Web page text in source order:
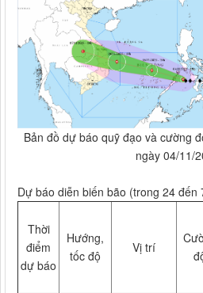
Bản đồ dự báo quỹ đạo và cường
ngày 04/11/
Dự báo diễn biến bão (trong 24 đến
Thời
điểm
dự báo
Hướng,
tốc độ
Vị trí